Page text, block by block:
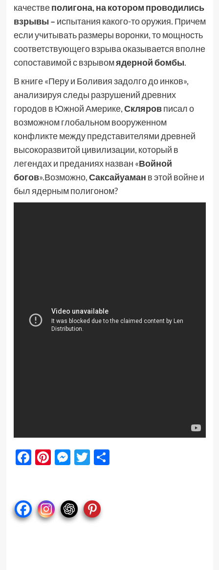
качествеполигона, на котором проводились
взрывы – испытания какого-то оружия. Причем
если учитывать размеры воронки, то мощность
соответствующего взрыва оказывается вполне
сопоставимой с взрывомядернойбомбы.
В книге «Перу и Боливия задолго до инков»,
анализируя следы разрушений древних
городов в Южной Америке,Скляровписал о
возможном глобальном вооруженном
конфликте между представителями древней
высокоразвитой цивилизации, который в
легендах и преданиях назван «Войной
богов».Возможно,Саксайуаман в этой войне и
был ядерным полигоном?
Facebook
Pinterest
Messenger
Twitter
Отправить